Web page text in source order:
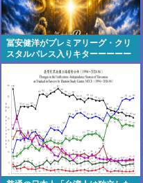
冨安健洋がプレミアリーグ・クリ
スタルパレス入りキターーーーー
ー！